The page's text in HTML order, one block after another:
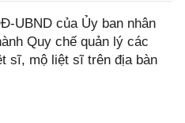
UBND của Ủy ban nhân
Quy chế quản lý các
sĩ, mộ liệt sĩ trên địa bàn